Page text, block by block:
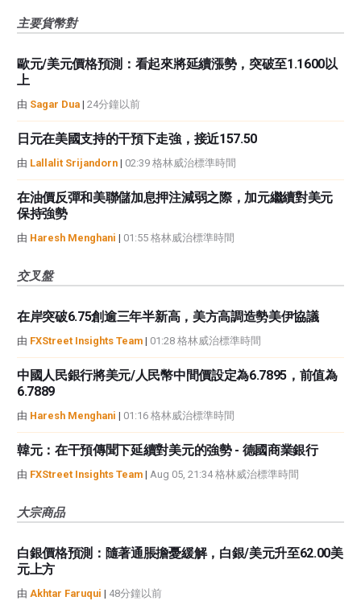
主要貨幣對
歐元/美元價格預測：看起來將延續漲勢，突破至1.1600以
上
由 Sagar Dua | 24分鐘以前
日元在美國支持的干預下走強，接近157.50
由 Lallalit Srijandorn | 02:39 格林威治標準時間
在油價反彈和美聯儲加息押注減弱之際，加元繼續對美元
保持強勢
由 Haresh Menghani | 01:55 格林威治標準時間
交叉盤
在岸突破6.75創逾三年半新高，美方高調造勢美伊協議
由 FXStreet Insights Team | 01:28 格林威治標準時間
中國人民銀行將美元/人民幣中間價設定為6.7895，前值為
6.7889
由 Haresh Menghani | 01:16 格林威治標準時間
韓元：在干預傳聞下延續對美元的強勢 - 德國商業銀行
由 FXStreet Insights Team | Aug 05, 21:34 格林威治標準時間
大宗商品
白銀價格預測：隨著通脹擔憂緩解，白銀/美元升至62.00美
元上方
由 Akhtar Faruqui | 48分鐘以前